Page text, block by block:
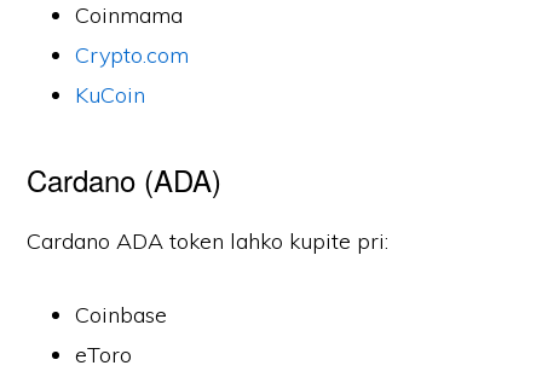
Coinmama
Crypto.com
KuCoin
Cardano (ADA)
Cardano ADA token lahko kupite pri:
Coinbase
eToro